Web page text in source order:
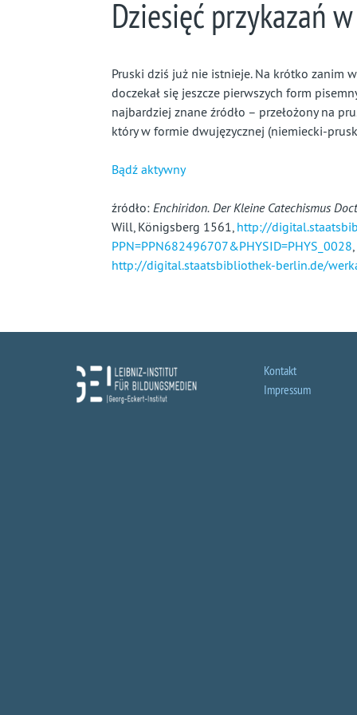
Dziesięć przykazań
Pruski dziś już nie istnieje. Na krótko zanim
doczekał się jeszcze pierwszych form
najbardziej znane źródło – przełożony na
który w formie dwujęzycznej (niemiecki-
Bądź aktywny
źródło: Enchiridon. Der Kleine Catechismus
Will, Königsberg 1561, http://
PPN=PPN682496707&PHYSID=PHYS_0028,
http://digital.staatsbibliothek-berlin.de/
Kontakt
Impressum